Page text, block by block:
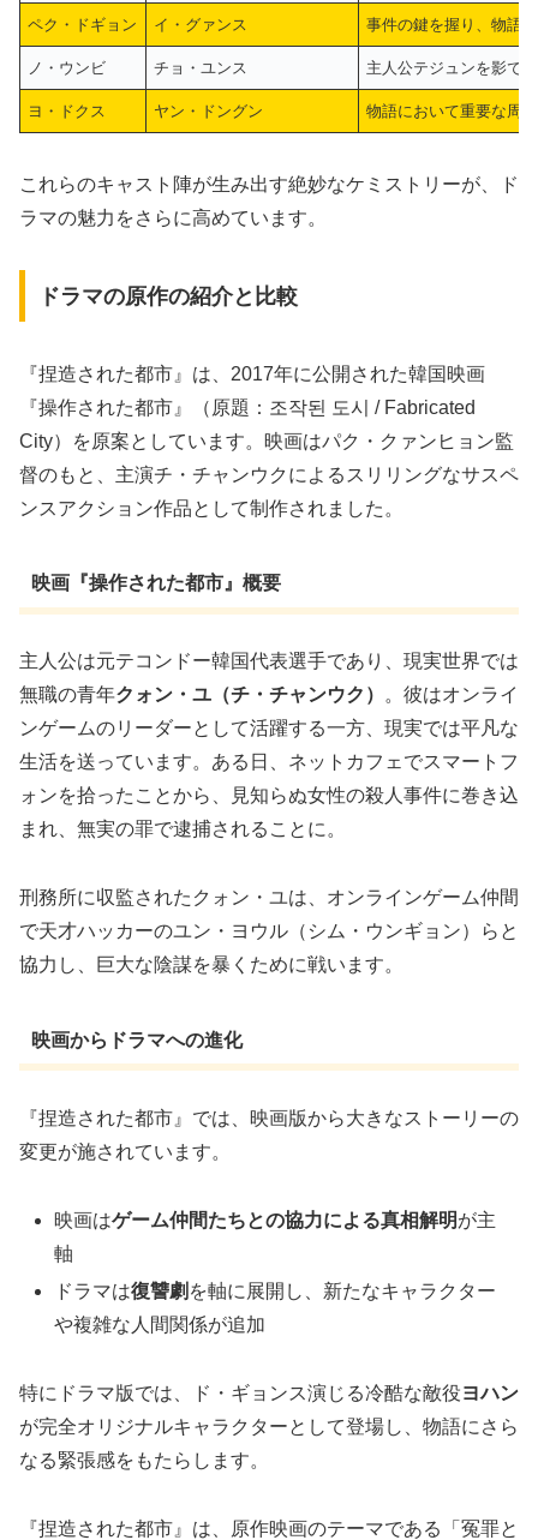
ペク・ドギョン イ・グァンス 事件の鍵を握り、物語
ノ・ウンビ チョ・ユンス 主人公テジュンを影で
ヨ・ドクス ヤン・ドングン 物語において重要な周
これらのキャスト陣が生み出す絶妙なケミストリーが、ド
ラマの魅力をさらに高めています。
ドラマの原作の紹介と比較
『捏造された都市』は、2017年に公開された韓国映画
『操作された都市』（原題：조작된 도시 / Fabricated
City）を原案としています。映画はパク・クァンヒョン監
督のもと、主演チ・チャンウクによるスリリングなサスペ
ンスアクション作品として制作されました。
映画『操作された都市』概要
主人公は元テコンドー韓国代表選手であり、現実世界では
無職の青年クォン・ユ（チ・チャンウク） 。彼はオンライ
ンゲームのリーダーとして活躍する一方、現実では平凡な
生活を送っています。ある日、ネットカフェでスマートフ
ォンを拾ったことから、見知らぬ女性の殺人事件に巻き込
まれ、無実の罪で逮捕されることに。
刑務所に収監されたクォン・ユは、オンラインゲーム仲間
で天才ハッカーのユン・ヨウル（シム・ウンギョン）らと
協力し、巨大な陰謀を暴くために戦います。
映画からドラマへの進化
『捏造された都市』では、映画版から大きなストーリーの
変更が施されています。
映画はゲーム仲間たちとの協力による真相解明が主
軸
ドラマは復讐劇 を軸に展開し、新たなキャラクター
や複雑な人間関係が追加
特にドラマ版では、ド・ギョンス演じる冷酷な敵役ヨハン
が完全オリジナルキャラクターとして登場し、物語にさら
なる緊張感をもたらします。
『捏造された都市』は、原作映画のテーマである「冤罪と